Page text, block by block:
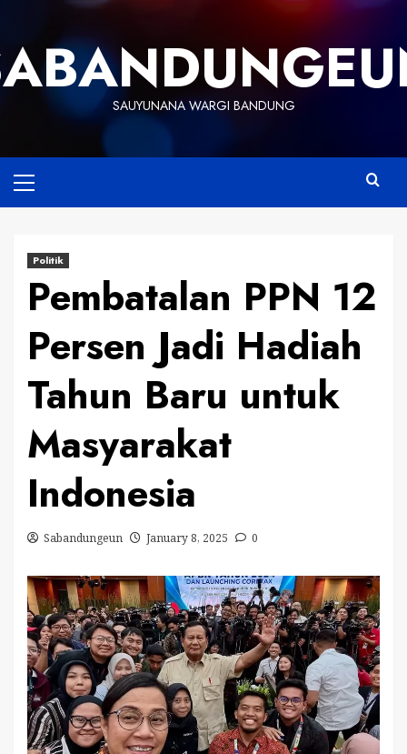
content
SAUYUNANA WARGI BANDUNG
Menu
Politik
Pembatalan PPN 12
Persen Jadi Hadiah
Tahun Baru untuk
Masyarakat
Indonesia
Sabandungeun January 8, 2025 0